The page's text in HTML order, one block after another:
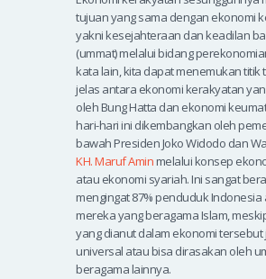
tujuan yang sama dengan ekonomi
yakni kesejahteraan dan keadilan
(ummat) melalui bidang
kata lain, kita dapat menemukan titik
jelas antara ekonomi kerakyatan
oleh Bung Hatta dan ekonomi
hari-hari ini dikembangkan oleh
bawah Presiden Joko Widodo dan
KH. Maruf Aminmelalui konsep
atau ekonomi syariah. Ini sangat
mengingat 87% penduduk Indonesia
mereka yang beragama Islam,
yang dianut dalam ekonomi tersebut
universal atau bisa dirasakan oleh
beragama lainnya.